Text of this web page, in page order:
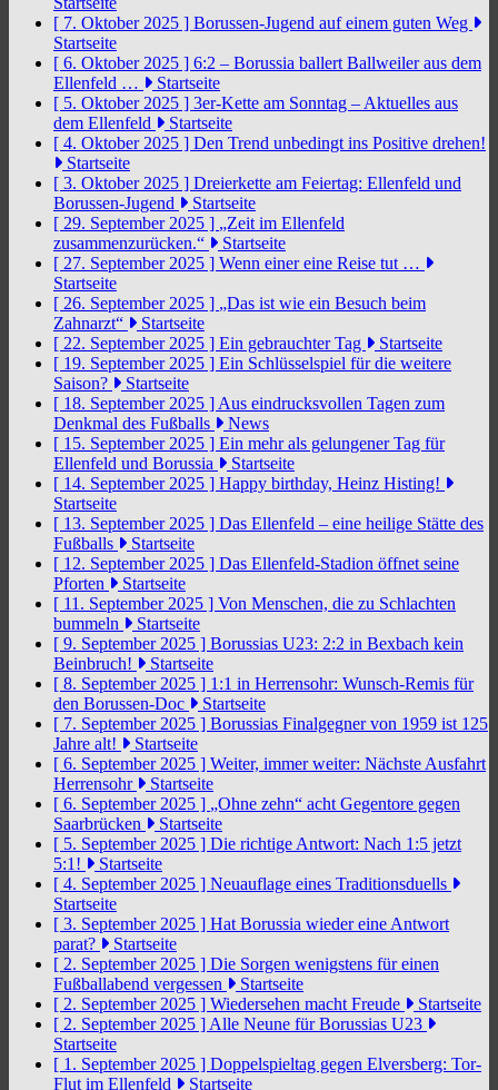
[ 7. Oktober 2025 ] Borussen-Jugend auf einem guten Weg
Startseite
[ 6. Oktober 2025 ] 6:2 – Borussia ballert Ballweiler aus dem
Ellenfeld …
Startseite
[ 5. Oktober 2025 ] 3er-Kette am Sonntag – Aktuelles aus
dem Ellenfeld
Startseite
[ 4. Oktober 2025 ] Den Trend unbedingt ins Positive drehen!
Startseite
[ 3. Oktober 2025 ] Dreierkette am Feiertag: Ellenfeld und
Borussen-Jugend
Startseite
[ 29. September 2025 ] „Zeit im Ellenfeld
zusammenzurücken.“
Startseite
[ 27. September 2025 ] Wenn einer eine Reise tut …
Startseite
[ 26. September 2025 ] „Das ist wie ein Besuch beim
Zahnarzt“
Startseite
[ 22. September 2025 ] Ein gebrauchter Tag
Startseite
[ 19. September 2025 ] Ein Schlüsselspiel für die weitere
Saison?
Startseite
[ 18. September 2025 ] Aus eindrucksvollen Tagen zum
Denkmal des Fußballs
News
[ 15. September 2025 ] Ein mehr als gelungener Tag für
Ellenfeld und Borussia
Startseite
[ 14. September 2025 ] Happy birthday, Heinz Histing!
Startseite
[ 13. September 2025 ] Das Ellenfeld – eine heilige Stätte des
Fußballs
Startseite
[ 12. September 2025 ] Das Ellenfeld-Stadion öffnet seine
Pforten
Startseite
[ 11. September 2025 ] Von Menschen, die zu Schlachten
bummeln
Startseite
[ 9. September 2025 ] Borussias U23: 2:2 in Bexbach kein
Beinbruch!
Startseite
[ 8. September 2025 ] 1:1 in Herrensohr: Wunsch-Remis für
den Borussen-Doc
Startseite
[ 7. September 2025 ] Borussias Finalgegner von 1959 ist 125
Jahre alt!
Startseite
[ 6. September 2025 ] Weiter, immer weiter: Nächste Ausfahrt
Herrensohr
Startseite
[ 6. September 2025 ] „Ohne zehn“ acht Gegentore gegen
Saarbrücken
Startseite
[ 5. September 2025 ] Die richtige Antwort: Nach 1:5 jetzt
5:1!
Startseite
[ 4. September 2025 ] Neuauflage eines Traditionsduells
Startseite
[ 3. September 2025 ] Hat Borussia wieder eine Antwort
parat?
Startseite
[ 2. September 2025 ] Die Sorgen wenigstens für einen
Fußballabend vergessen
Startseite
[ 2. September 2025 ] Wiedersehen macht Freude
Startseite
[ 2. September 2025 ] Alle Neune für Borussias U23
Startseite
[ 1. September 2025 ] Doppelspieltag gegen Elversberg: Tor-
Flut im Ellenfeld
Startseite